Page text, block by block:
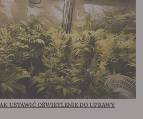
USTAWIĆ OŚWIETLENIE DO UPRAWY